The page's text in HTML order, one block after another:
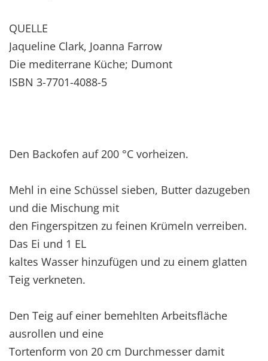
QUELLE
Jaqueline Clark, Joanna Farrow
Die mediterrane Küche; Dumont
ISBN 3-7701-4088-5
Den Backofen auf 200 °C vorheizen.
Mehl in eine Schüssel sieben, Butter dazugeben
und die Mischung mit
den Fingerspitzen zu feinen Krümeln verreiben.
Das Ei und 1 EL
kaltes Wasser hinzufügen und zu einem glatten
Teig verkneten.
Den Teig auf einer bemehlten Arbeitsfläche
ausrollen und eine
Tortenform von 20 cm Durchmesser damit